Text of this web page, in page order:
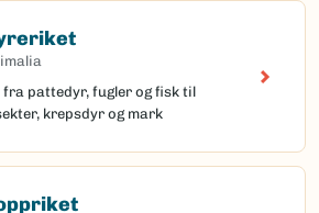
fra pattedyr, fugler og fisk til
krepsdyr og mark